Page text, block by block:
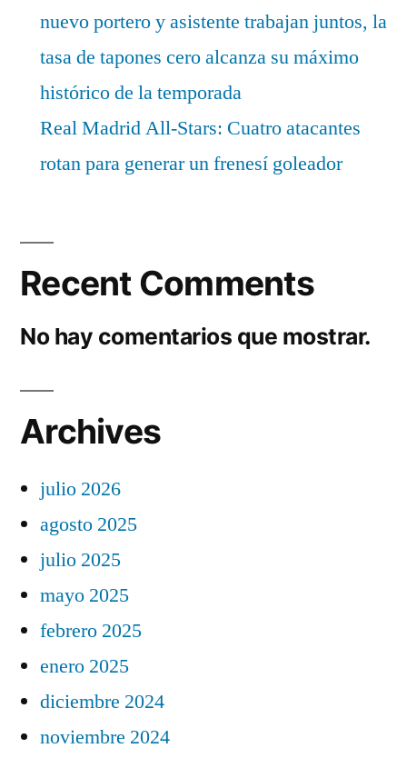
nuevo portero y asistente trabajan juntos, la
tasa de tapones cero alcanza su máximo
histórico de la temporada
Real Madrid All-Stars: Cuatro atacantes
rotan para generar un frenesí goleador
Recent Comments
No hay comentarios que mostrar.
Archives
julio 2026
agosto 2025
julio 2025
mayo 2025
febrero 2025
enero 2025
diciembre 2024
noviembre 2024